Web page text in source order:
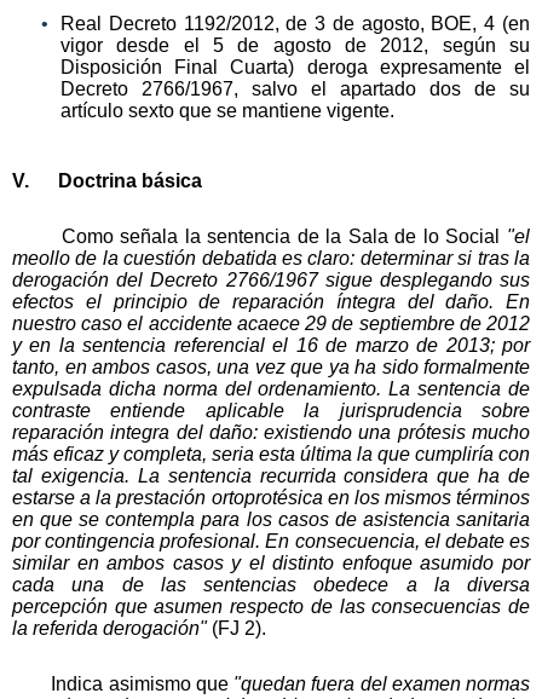
Real Decreto 1192/2012, de 3 de agosto, BOE, 4 (en
vigor desde el 5 de agosto de 2012, según su
Disposición Final Cuarta) deroga expresamente el
Decreto 2766/1967, salvo el apartado dos de su
artículo sexto que se mantiene vigente.
V. Doctrina básica
Como señala la sentencia de la Sala de lo Social "el
meollo de la cuestión debatida es claro: determinar si tras la
derogación del Decreto 2766/1967 sigue desplegando sus
efectos el principio de reparación íntegra del daño. En
nuestro caso el accidente acaece 29 de septiembre de 2012
y en la sentencia referencial el 16 de marzo de 2013; por
tanto, en ambos casos, una vez que ya ha sido formalmente
expulsada dicha norma del ordenamiento. La sentencia de
contraste entiende aplicable la jurisprudencia sobre
reparación integra del daño: existiendo una prótesis mucho
más eficaz y completa, seria esta última la que cumpliría con
tal exigencia. La sentencia recurrida considera que ha de
estarse a la prestación ortoprotésica en los mismos términos
en que se contempla para los casos de asistencia sanitaria
por contingencia profesional. En consecuencia, el debate es
similar en ambos casos y el distinto enfoque asumido por
cada una de las sentencias obedece a la diversa
percepción que asumen respecto de las consecuencias de
la referida derogación"(FJ 2).
Indica asimismo que "quedan fuera del examen normas